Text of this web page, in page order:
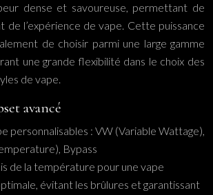
dense et savoureuse, permettant de
de l’expérience de vape. Cette puissance
de choisir parmi une large gamme
une grande flexibilité dans le choix des
de vape.
avancé
personnalisables : VW (Variable Wattage),
Bypass
de la température pour une vape
évitant les brûlures et garantissant